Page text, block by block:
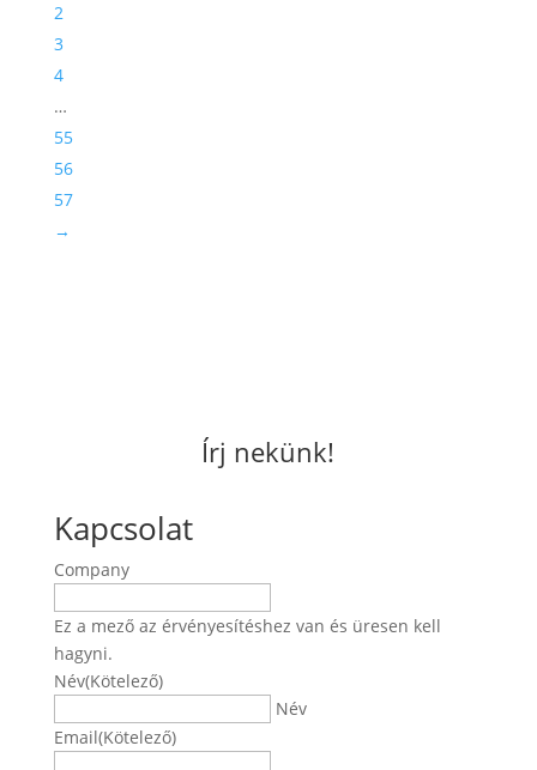
2
3
4
…
55
56
57
→
Írj nekünk!
Kapcsolat
Company
Ez a mező az érvényesítéshez van és üresen kell
hagyni.
Név(Kötelező)
Név
Email(Kötelező)